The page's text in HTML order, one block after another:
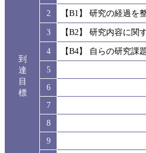
到
達
目
標
2
【B1】 研究の経過
3
【B2】 研究内容に
4
【B4】 自らの研究
5
6
7
8
9